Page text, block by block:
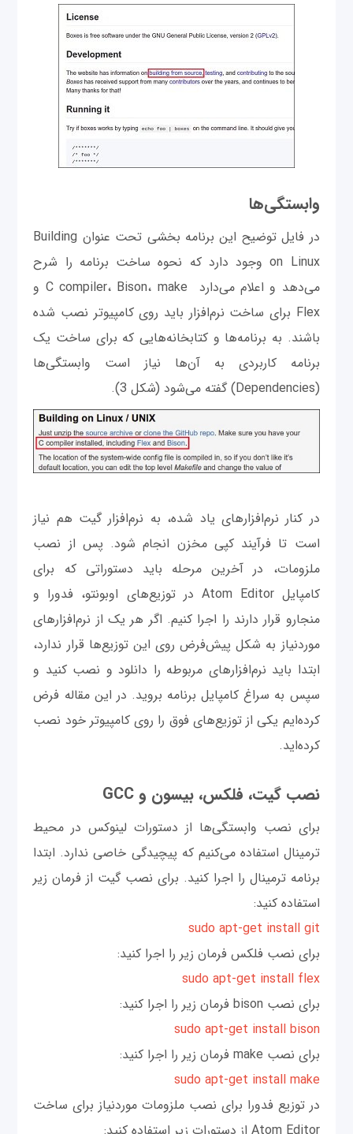
وابستگی‌ها
در فایل توضیح این برنامه بخشی تحت عنوان Building
on Linux وجود دارد که نحوه ساخت برنامه را شرح
می‌دهد و اعلام می‌دارد C compiler، Bison، make و
Flex برای ساخت نرم‌افزار باید روی کامپیوتر نصب شده
باشند. به برنامه‌ها و کتابخانه‌هایی که برای ساخت یک
برنامه کاربردی به آن‌ها نیاز است وابستگی‌ها
(Dependencies) گفته می‌شود (شکل 3).
در کنار نرم‌افزارهای یاد شده، به نرم‌افزار گیت هم نیاز
است تا فرآیند کپی مخزن انجام شود. پس از نصب
ملزومات، در آخرین مرحله باید دستوراتی که برای
کامپایل Atom Editor در توزیع‌های اوبونتو، فدورا و
منجارو قرار دارند را اجرا کنیم. اگر هر یک از نرم‌افزارهای
موردنیاز به شکل پیش‌فرض روی این توزیع‌ها قرار ندارد،
ابتدا باید نرم‌افزارهای مربوطه را دانلود و نصب کنید و
سپس به سراغ کامپایل برنامه بروید. در این مقاله فرض
کرده‌ایم یکی از توزیع‌های فوق را روی کامپیوتر خود نصب
کرده‌اید.
نصب گیت، فلکس، بیسون و GCC
برای نصب وابستگی‌ها از دستورات لینوکس در محیط
ترمینال استفاده می‌کنیم که پیچیدگی خاصی ندارد. ابتدا
برنامه ترمینال را اجرا کنید. برای نصب گیت از فرمان زیر
استفاده کنید:
sudo apt-get install git
برای نصب فلکس فرمان زیر را اجرا کنید:
sudo apt-get install flex
برای نصب bison فرمان زیر را اجرا کنید:
sudo apt-get install bison
برای نصب make فرمان زیر را اجرا کنید:
sudo apt-get install make
در توزیع فدورا برای نصب ملزومات موردنیاز برای ساخت